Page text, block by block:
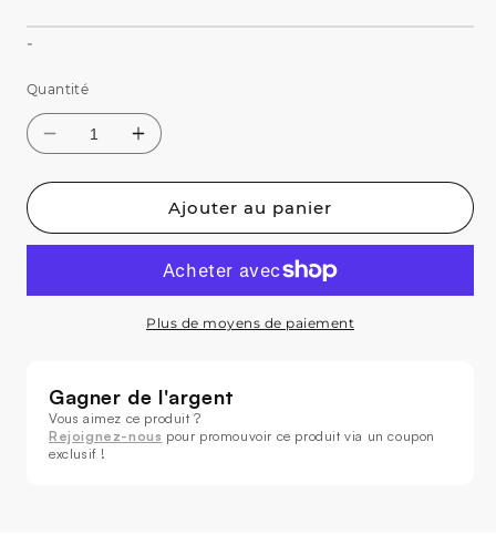
quantité
de
SHEHDS
Lyres
quantité
de
SHEHDS
Ajouter au panier
Plus de moyens de paiement
Rejoignez-nous